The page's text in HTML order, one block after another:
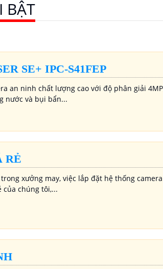
BẬT
SE+ IPC-S41FEP
an ninh chất lượng cao với độ phân giải
nước và bụi bẩn...
RẺ
xưởng may, việc lắp đặt hệ thống
của chúng tôi,...